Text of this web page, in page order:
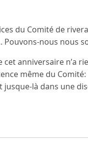
du Comité de
nous nous
anniversaire n’a
même du
là dans une